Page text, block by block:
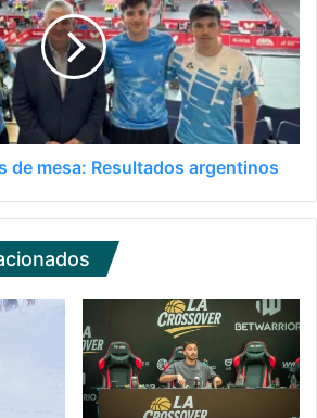
de mesa: Resultados argentinos